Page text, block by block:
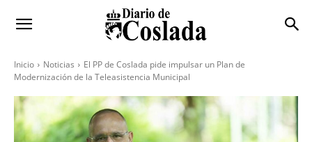
Inicio Noticias
El PP de Coslada pide impulsar un Plan de
Modernización de la Teleasistencia Municipal